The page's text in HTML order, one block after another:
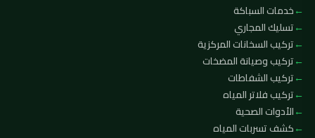
خدمات السباكة
تسليك المجاري
تركيب السخانات المركزية
تركيب وصيانة المضخات
تركيب الشفاطات
تركيب فلاتر المياه
الأدوات الصحية
كشف تسربات المياه